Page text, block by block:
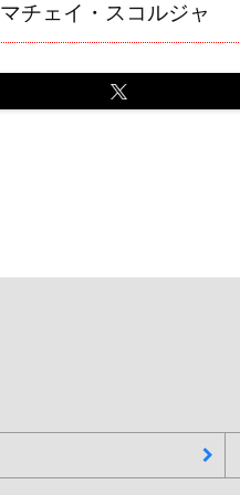
マチェイ・スコルジャ